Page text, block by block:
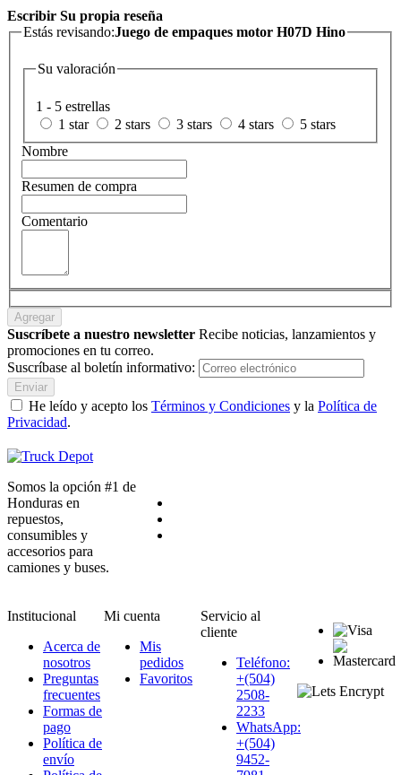
Escribir Su propia reseña
Estás revisando:Juego de empaques motor H07D Hino
Su valoración
1 - 5 estrellas
1 star
2 stars 3 stars 4 stars
5 stars
Nombre
Resumen de compra
Comentario
Agregar
Suscríbete a nuestro newsletter Recibe noticias, lanzamientos y
promociones en tu correo.
Suscríbase al boletín informativo:
Enviar
He leído y acepto los Términos y Condiciones y la Política de
Privacidad.
Somos la opción #1 de
Honduras en
repuestos,
consumibles y
accesorios para
camiones y buses.
Institucional
Acerca de
nosotros
Preguntas
frecuentes
Formas de
pago
Política de
envío
Mi cuenta
Mis
pedidos
Favoritos
Servicio al
cliente
Teléfono:
+(504)
2508-
2233
WhatsApp:
+(504)
9452-